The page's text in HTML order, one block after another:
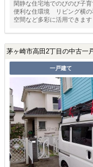
閑静な住宅地でのびのび子
便利な住環境 リビング横の
空間など多彩に活用できま
茅ヶ崎市高田2丁目の中古一
一戸建て